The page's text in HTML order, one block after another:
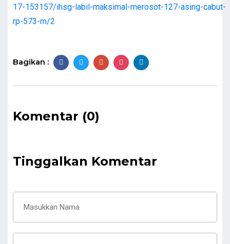
17-153157/ihsg-labil-maksimal-merosot-127-asing-cabut-
rp-573-m/2
Bagikan :
Komentar (0)
Tinggalkan Komentar